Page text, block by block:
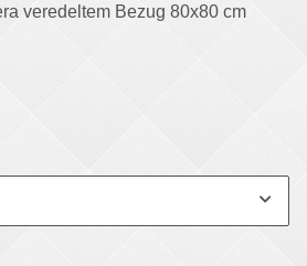
veredeltem Bezug 80x80 cm